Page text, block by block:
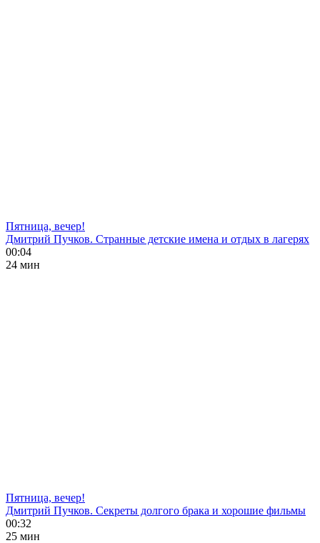
Пятница, вечер!
Дмитрий Пучков. Странные детские имена и отдых в лагерях
00:04
24 мин
Пятница, вечер!
Дмитрий Пучков. Секреты долгого брака и хорошие фильмы
00:32
25 мин